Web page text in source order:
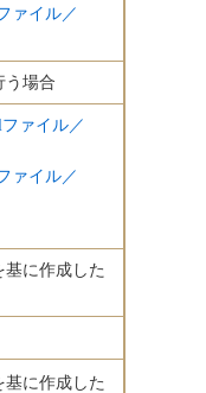
ァイル／
う場合
ァイル／
ァイル／
に作成した
に作成した